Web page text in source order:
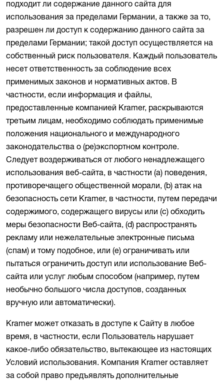
подходит ли содержание данного сайта для
использования за пределами Германии, а также за то,
разрешен ли доступ к содержанию данного сайта за
пределами Германии; такой доступ осуществляется на
собственный риск пользователя. Каждый пользователь
несет ответственность за соблюдение всех
применимых законов и нормативных актов. В
частности, если информация и файлы,
предоставленные компанией Kramer, раскрываются
третьим лицам, необходимо соблюдать применимые
положения национального и международного
законодательства о (ре)экспортном контроле.
Следует воздерживаться от любого ненадлежащего
использования веб-сайта, в частности (a) поведения,
противоречащего общественной морали, (b) атак на
безопасность сети Kramer, в частности, путем передачи
содержимого, содержащего вирусы или (c) обходить
меры безопасности Веб-сайта, (d) распространять
рекламу или нежелательные электронные письма
(спам) и тому подобное, или (e) ограничивать или
пытаться ограничить доступ или использование Веб-
сайта или услуг любым способом (например, путем
необычно большого числа доступов, созданных
вручную или автоматически).
Kramer может отказать в доступе к Сайту в любое
время, в частности, если Пользователь нарушает
какое-либо обязательство, вытекающее из настоящих
Условий использования. Компания Kramer оставляет
за собой право предъявлять дополнительные